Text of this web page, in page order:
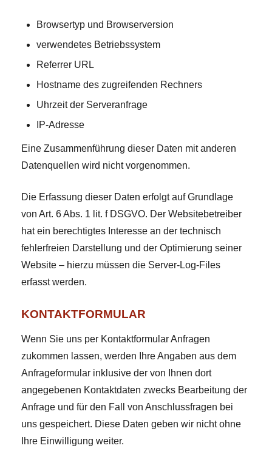
Browsertyp und Browserversion
verwendetes Betriebssystem
Referrer URL
Hostname des zugreifenden Rechners
Uhrzeit der Serveranfrage
IP-Adresse
Eine Zusammenführung dieser Daten mit anderen
Datenquellen wird nicht vorgenommen.
Die Erfassung dieser Daten erfolgt auf Grundlage
von Art. 6 Abs. 1 lit. f DSGVO. Der Websitebetreiber
hat ein berechtigtes Interesse an der technisch
fehlerfreien Darstellung und der Optimierung seiner
Website – hierzu müssen die Server-Log-Files
erfasst werden.
KONTAKTFORMULAR
Wenn Sie uns per Kontaktformular Anfragen
zukommen lassen, werden Ihre Angaben aus dem
Anfrageformular inklusive der von Ihnen dort
angegebenen Kontaktdaten zwecks Bearbeitung der
Anfrage und für den Fall von Anschlussfragen bei
uns gespeichert. Diese Daten geben wir nicht ohne
Ihre Einwilligung weiter.